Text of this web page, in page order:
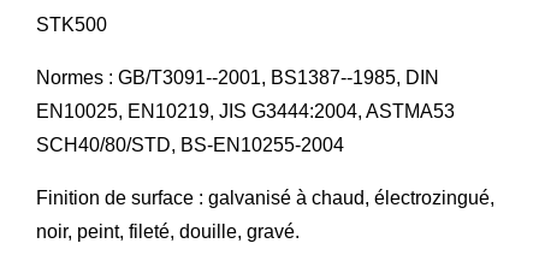
STK500
Normes : GB/T3091--2001, BS1387--1985, DIN
EN10025, EN10219, JIS G3444:2004, ASTMA53
SCH40/80/STD, BS-EN10255-2004
Finition de surface : galvanisé à chaud, électrozingué,
noir, peint, fileté, douille, gravé.